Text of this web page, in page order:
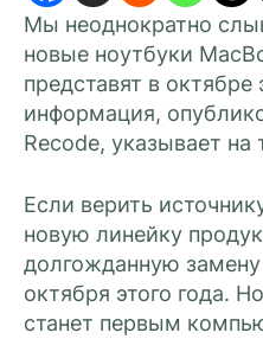
Мы неоднократно
новые ноутбуки
представят в октябре
информация,
Recode, указывает на
Если верить
новую линейку
долгожданную
октября этого года.
станет первым